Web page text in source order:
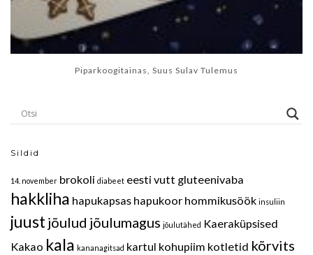
Piparkoogitainas, Suus Sulav Tulemus
Sildid
14. november brokoli diabeet eesti vutt gluteenivaba
hakkliha hapukapsas hapukoor hommikusöök insuliin
juustjõulud jõulumagus jõulutähed Kaeraküpsised
Kakao kala kananagitsad kartul kohupiim kotletid kõrvits